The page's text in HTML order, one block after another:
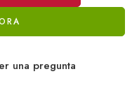
una pregunta